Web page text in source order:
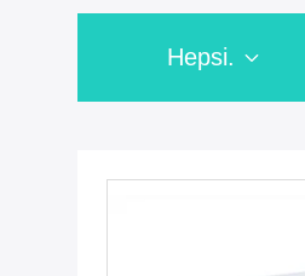
Hepsi.
Geri